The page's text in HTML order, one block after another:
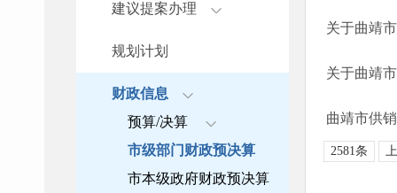
建议提案办理
规划计划
财政信息
预算/决算
市级部门财政预决算
市本级政府财政预决算
关于曲靖
关于曲靖
曲靖市供
2581条